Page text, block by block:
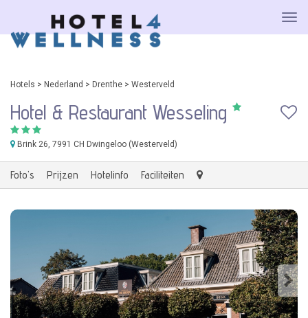
Hotels > Nederland > Drenthe > Westerveld
Hotel & Restaurant Wesseling
Brink 26, 7991 CH Dwingeloo (Westerveld)
Foto's Prijzen Hotelinfo Faciliteiten